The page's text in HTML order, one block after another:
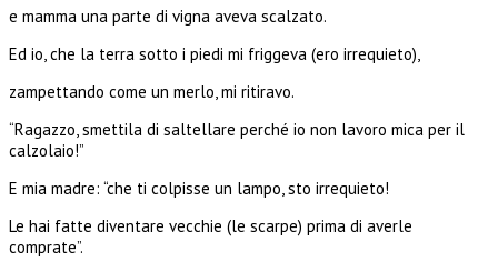
e mamma una parte di vigna aveva scalzato.
Ed io, che la terra sotto i piedi mi friggeva (ero irrequieto),
zampettando come un merlo, mi ritiravo.
“Ragazzo, smettila di saltellare perché io non lavoro mica per il
calzolaio!”
E mia madre: “che ti colpisse un lampo, sto irrequieto!
Le hai fatte diventare vecchie (le scarpe) prima di averle
comprate”.